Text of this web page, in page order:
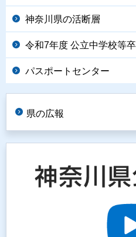
神奈川県の活断層
令和7年度 公立中学校等
パスポートセンター
県の広報